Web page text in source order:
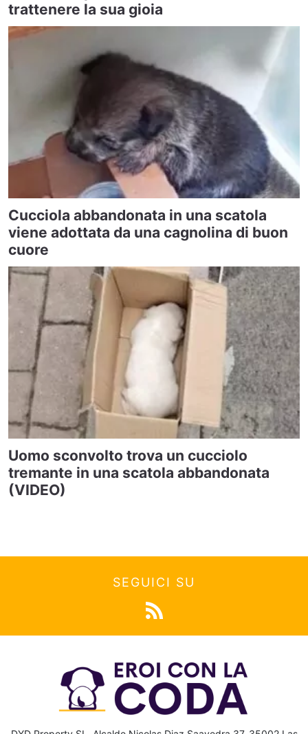
trattenere la sua gioia
Cucciola abbandonata in una scatola
viene adottata da una cagnolina di buon
cuore
Uomo sconvolto trova un cucciolo
tremante in una scatola abbandonata
(VIDEO)
SEGUICI SU